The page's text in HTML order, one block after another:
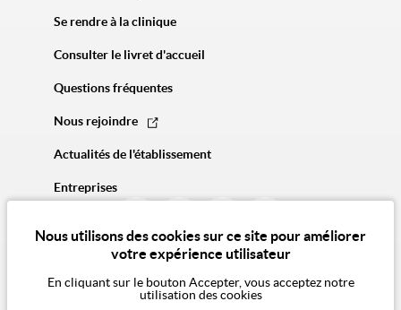
Nous utilisons des cookies sur ce site pour améliorer
votre expérience utilisateur
En cliquant sur le bouton Accepter, vous acceptez notre
utilisation des cookies
Se rendre à la clinique
Consulter le livret d'accueil
Questions fréquentes
Nous rejoindre
Actualités de l'établissement
Entreprises